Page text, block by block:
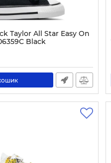
Taylor All Star Easy On
Black
20